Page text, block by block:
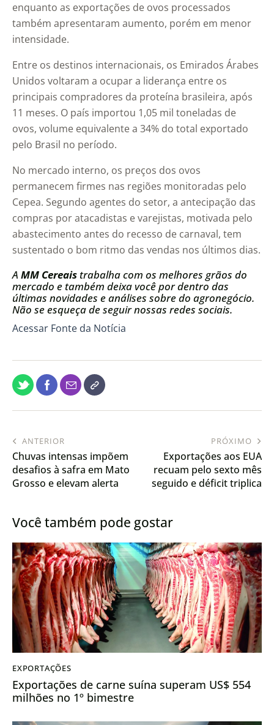
enquanto as exportações de ovos processados
também apresentaram aumento, porém em menor
intensidade.
Entre os destinos internacionais, os Emirados Árabes
Unidos voltaram a ocupar a liderança entre os
principais compradores da proteína brasileira, após
11 meses. O país importou 1,05 mil toneladas de
ovos, volume equivalente a 34% do total exportado
pelo Brasil no período.
No mercado interno, os preços dos ovos
permanecem firmes nas regiões monitoradas pelo
Cepea. Segundo agentes do setor, a antecipação das
compras por atacadistas e varejistas, motivada pelo
abastecimento antes do recesso de carnaval, tem
sustentado o bom ritmo das vendas nos últimos dias.
A MM Cereais trabalha com os melhores grãos do
mercado e também deixa você por dentro das
últimas novidades e análises sobre do agronegócio.
Não se esqueça de seguir nossas redes sociais.
Acessar Fonte da Notícia
ANTERIOR
Chuvas intensas impõem
desafios à safra em Mato
Grosso e elevam alerta
PRÓXIMO
Exportações aos EUA
recuam pelo sexto mês
seguido e déficit triplica
Você também pode gostar
EXPORTAÇÕES
Exportações de carne suína superam US$ 554
milhões no 1º bimestre